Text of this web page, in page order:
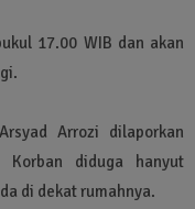
17.00 WIB dan akan
Arrozi dilaporkan
diduga hanyut
di dekat rumahnya.